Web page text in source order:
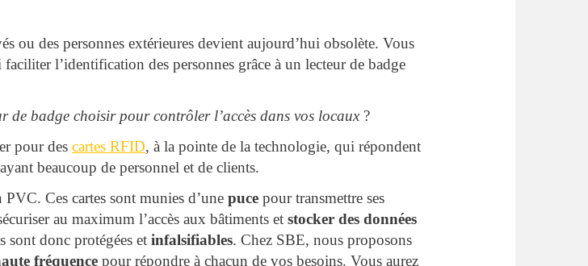
ou des personnes extérieures devient aujourd’hui obsolète. Vous
l’identification des personnes grâce à un lecteur de badge
de badge choisir pour contrôler l’accès dans vos locaux?
pour des cartes RFID, à la pointe de la technologie, qui répondent
beaucoup de personnel et de clients.
Ces cartes sont munies d’une puce pour transmettre ses
au maximum l’accès aux bâtiments et stocker des données
sont donc protégées et infalsifiables. Chez SBE, nous proposons
fréquence pour répondre à chacun de vos besoins. Vous aurez